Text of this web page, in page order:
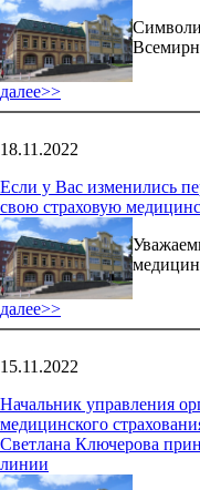
далее>>
18.11.2022
Если у Вас изменились
свою страховую
далее>>
15.11.2022
Начальник управления
медицинского
Светлана Ключерова
линии